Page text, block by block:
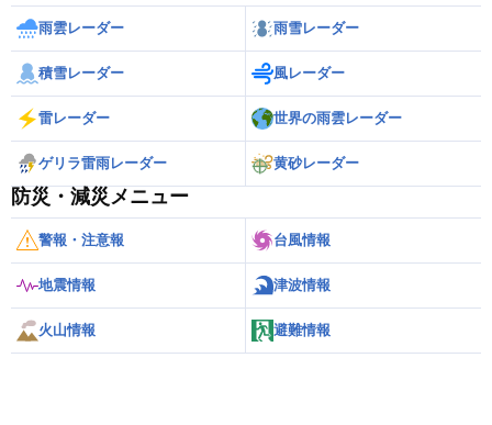
雨雲レーダー 雨雪レーダー
積雪レーダー 風レーダー
雷レーダー 世界の雨雲レーダー
ゲリラ雷雨レーダー 黄砂レーダー
防災・減災メニュー
警報・注意報 台風情報
地震情報 津波情報
火山情報 避難情報